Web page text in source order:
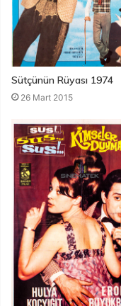
Sütçünün Rüyası 1974
26 Mart 2015